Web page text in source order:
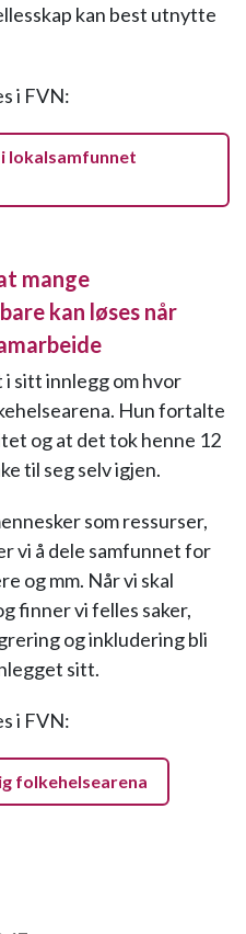
kan best utnytte
i FVN:
lokalsamfunnet
mange
kan løses når
sitt innlegg om hvor
Hun fortalte
og at det tok henne 12
til seg selv igjen.
som ressurser,
vi å dele samfunnet for
og mm. Når vi skal
finner vi felles saker,
og inkludering bli
sitt.
i FVN:
folkehelsearena